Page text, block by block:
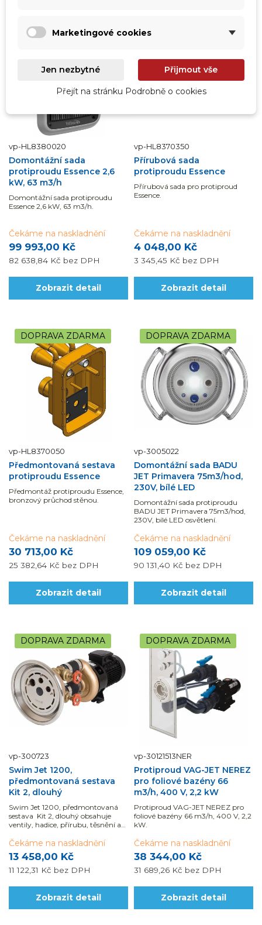
DOPRAVA ZDARMA
vp-HL8380020
Domontážní sada
protiproudu Essence 2,6
kW, 63 m3/h
Domontážní sada protiproudu
Essence 2,6 kW, 63 m3/h.
99 993,00 Kč
82 638,84 Kč bez DPH
Čekáme na naskladnění
Zobrazit detail
vp-HL8370350
Přírubová sada
protiproudu Essence
Přírubová sada pro protiproud
Essence.
4 048,00 Kč
3 345,45 Kč bez DPH
Čekáme na naskladnění
Zobrazit detail
DOPRAVA ZDARMA
vp-HL8370050
Předmontovaná sestava
protiproudu Essence
Předmontáž protiproudu Essence,
bronzový průchod stěnou.
30 713,00 Kč
25 382,64 Kč bez DPH
Čekáme na naskladnění
Zobrazit detail
DOPRAVA ZDARMA
vp-3005022
Domontážní sada BADU
JET Primavera 75m3/hod,
230V, bílé LED
Domontážní sada protiproudu
BADU JET Primavera 75m3/hod,
230V, bílé LED osvětlení.
109 059,00 Kč
90 131,40 Kč bez DPH
Čekáme na naskladnění
Zobrazit detail
DOPRAVA ZDARMA
vp-300723
Swim Jet 1200,
předmontovaná sestava
Kit 2, dlouhý
Swim Jet 1200, předmontovaná
sestava Kit 2, dlouhý obsahuje
ventily, hadice, přírubu, těsnění a
15cm.
13 458,00 Kč
11 122,31 Kč bez DPH
Čekáme na naskladnění
Zobrazit detail
DOPRAVA ZDARMA
vp-30121513NER
Protiproud VAG-JET NEREZ
pro foliové bazény 66
m3/h, 400 V, 2,2 kW
Protiproud VAG-JET NEREZ pro
foliové bazény 66 m3/h, 400 V, 2,2
kW.
38 344,00 Kč
31 689,26 Kč bez DPH
Čekáme na naskladnění
Zobrazit detail
Marketingové cookies
Jen nezbytné Přijmout vše
Přejít na stránku Podrobně o cookies